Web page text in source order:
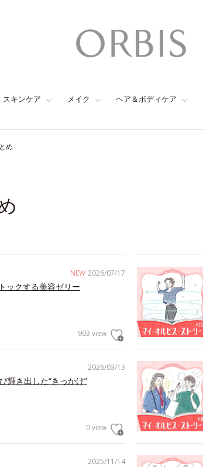
スキンケア メイク ヘア＆ボディケア
め
NEW 2026/07/17
ックする美容ゼリー
903 view
2026/03/13
輝き出した“きっかけ”
0 view
2025/11/14